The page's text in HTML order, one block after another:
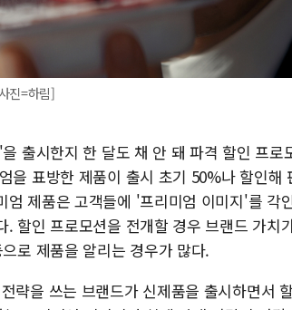
진=하림]
출시한지 한 달도 채 안 돼 파격 할인 프로
을 표방한 제품이 출시 초기 50%나 할인해
엄 제품은 고객들에 '프리미엄 이미지'를 각
. 할인 프로모션을 전개할 경우 브랜드 가치
로 제품을 알리는 경우가 많다.
략을 쓰는 브랜드가 신제품을 출시하면서